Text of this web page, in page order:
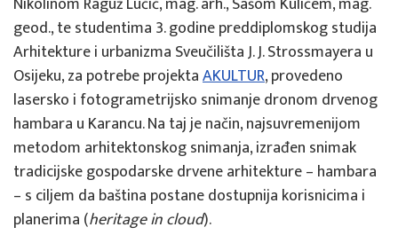
geod., te studentima 3. godine preddiplomskog studija
Arhitekture i urbanizma Sveučilišta J. J. Strossmayera u
Osijeku, za potrebe projektaAKULTUR, provedeno
lasersko i fotogrametrijsko snimanje dronom drvenog
hambara u Karancu. Na taj je način, najsuvremenijom
metodom arhitektonskog snimanja, izrađen snimak
tradicijske gospodarske drvene arhitekture – hambara
– s ciljem da baština postane dostupnija korisnicima i
planerima (heritage in cloud).